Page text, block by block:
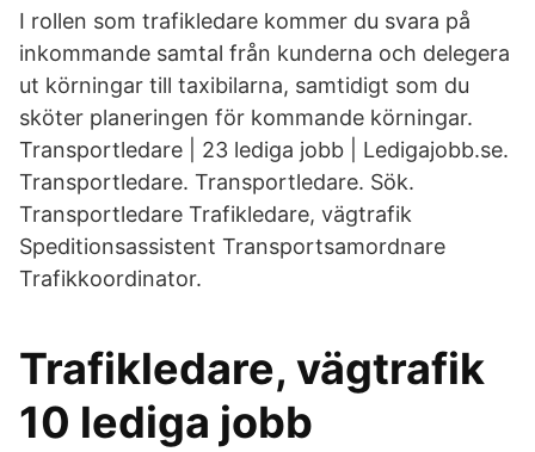
I rollen som trafikledare kommer du svara på
inkommande samtal från kunderna och delegera
ut körningar till taxibilarna, samtidigt som du
sköter planeringen för kommande körningar.
Transportledare | 23 lediga jobb | Ledigajobb.se.
Transportledare. Transportledare. Sök.
Transportledare Trafikledare, vägtrafik
Speditionsassistent Transportsamordnare
Trafikkoordinator.
Trafikledare, vägtrafik
10 lediga jobb